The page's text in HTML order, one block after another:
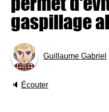
gaspillage
Guillaume Gabriel
🔈 Écouter